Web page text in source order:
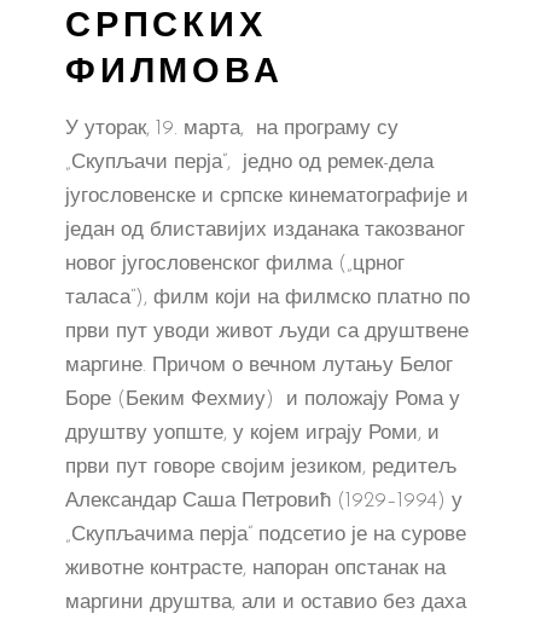
СРПСКИХ
ФИЛМОВА
У уторак, 19. марта, на програму су
„Скупљачи перја”, једно од ремек-дела
југословенске и српске кинематографије и
један од блиставијих изданака такозваног
новог југословенског филма („црног
таласа“), филм који на филмско платно по
први пут уводи живот људи са друштвене
маргине. Причом о вечном лутању Белог
Боре (Беким Фехмиу) и положају Рома у
друштву уопште, у којем играју Роми, и
први пут говоре својим језиком, редитељ
Александар Саша Петровић (1929–1994) у
„Скупљачима перја” подсетио је на сурове
животне контрасте, напоран опстанак на
маргини друштва, али и оставио без даха